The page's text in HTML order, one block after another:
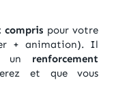
compris pour votre
+ animation). Il
un renforcement
et que vous